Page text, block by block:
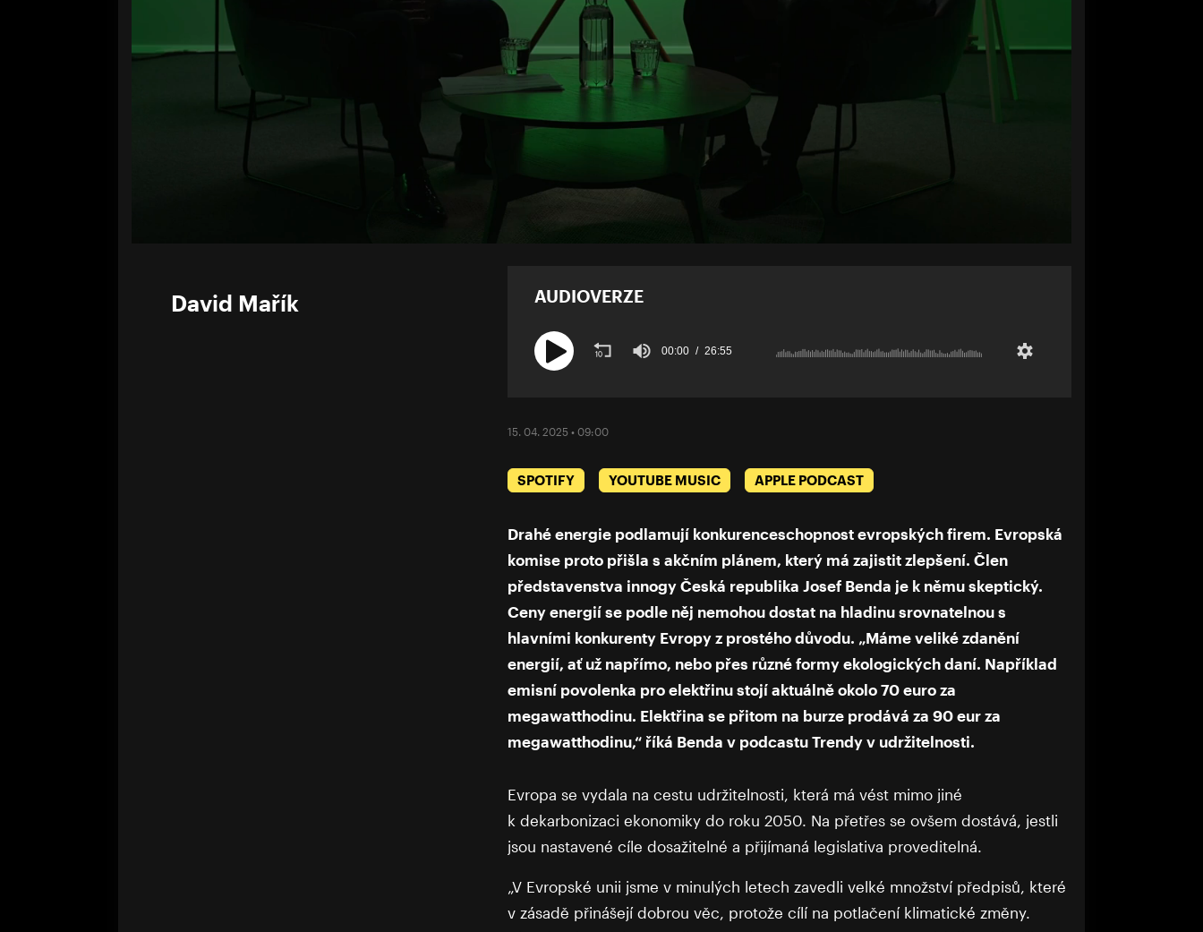
David Mařík AUDIOVERZE
00:00 26:55
15. 04. 2025 • 09:00
SPOTIFY YOUTUBE MUSIC APPLE PODCAST
Drahé energie podlamují konkurenceschopnost evropských firem. Evropská
komise proto přišla s akčním plánem, který má zajistit zlepšení. Člen
představenstva innogy Česká republika Josef Benda je k němu skeptický.
Ceny energií se podle něj nemohou dostat na hladinu srovnatelnou s
hlavními konkurenty Evropy z prostého důvodu. „Máme veliké zdanění
energií, ať už napřímo, nebo přes různé formy ekologických daní. Například
emisní povolenka pro elektřinu stojí aktuálně okolo 70 euro za
megawatthodinu. Elektřina se přitom na burze prodává za 90 eur za
megawatthodinu,“ říká Benda v podcastu Trendy v udržitelnosti.
Evropa se vydala na cestu udržitelnosti, která má vést mimo jiné
k dekarbonizaci ekonomiky do roku 2050. Na přetřes se ovšem dostává, jestli
jsou nastavené cíle dosažitelné a přijímaná legislativa proveditelná.
„V Evropské unii jsme v minulých letech zavedli velké množství předpisů, které
v zásadě přinášejí dobrou věc, protože cílí na potlačení klimatické změny.